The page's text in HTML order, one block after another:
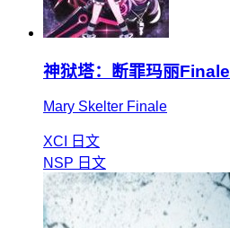
神狱塔：断罪玛丽Finale
Mary Skelter Finale
XCI
日文
NSP 日文